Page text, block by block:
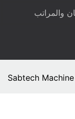
Sabtech Machine